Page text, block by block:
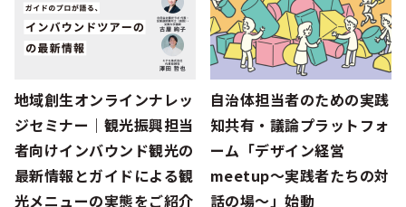
地域創生オンラインナレッ
ジセミナー｜観光振興担当
者向けインバウンド観光の
最新情報とガイドによる観
光メニューの実態をご紹介
自治体担当者のための実践
知共有・議論プラットフォ
ーム「デザイン経営
meetup～実践者たちの対
話の場～」始動